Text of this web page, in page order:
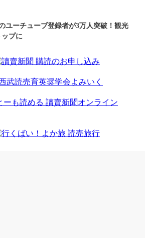
ユーチューブ登録者が3万人突破！観光
プに